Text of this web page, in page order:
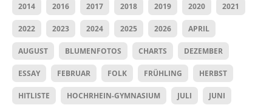
2014 2016 2017 2018 2019 2020 2021
2022 2023 2024 2025 2026 APRIL
AUGUST BLUMENFOTOS CHARTS DEZEMBER
ESSAY FEBRUAR FOLK FRÜHLING HERBST
HITLISTE HOCHRHEIN-GYMNASIUM JULI JUNI